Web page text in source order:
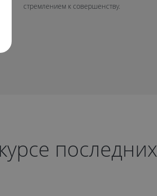
стремлением к совершенству.
последних